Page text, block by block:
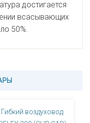
достигается
всасывающих
50%.